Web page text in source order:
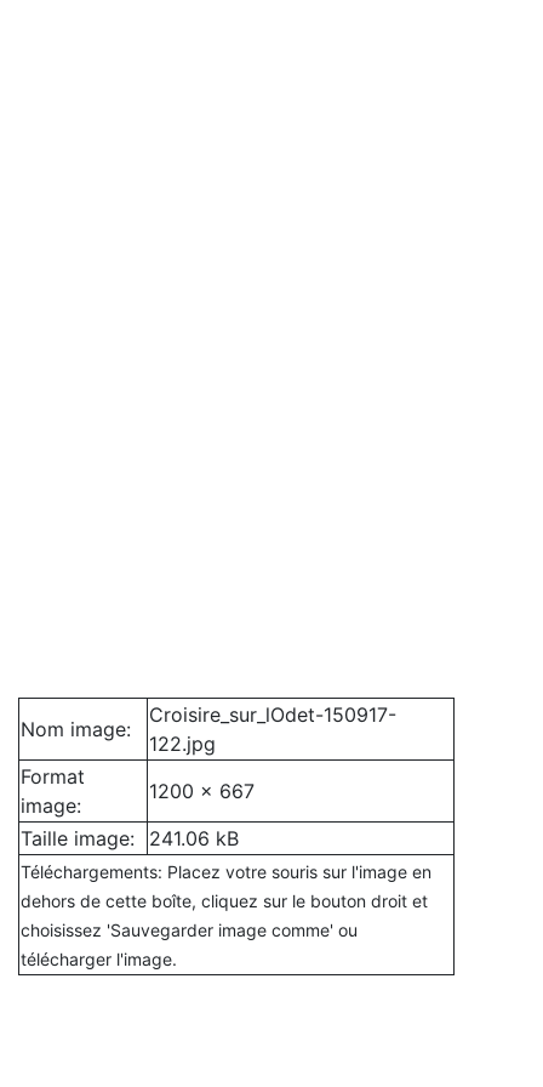
Nom image:
Croisire_sur_lOdet-150917-
122.jpg
Format
image:
1200 x 667
Taille image:
241.06 kB
Téléchargements: Placez votre souris sur l'image en
dehors de cette boîte, cliquez sur le bouton droit et
choisissez 'Sauvegarder image comme' ou
télécharger l'image.